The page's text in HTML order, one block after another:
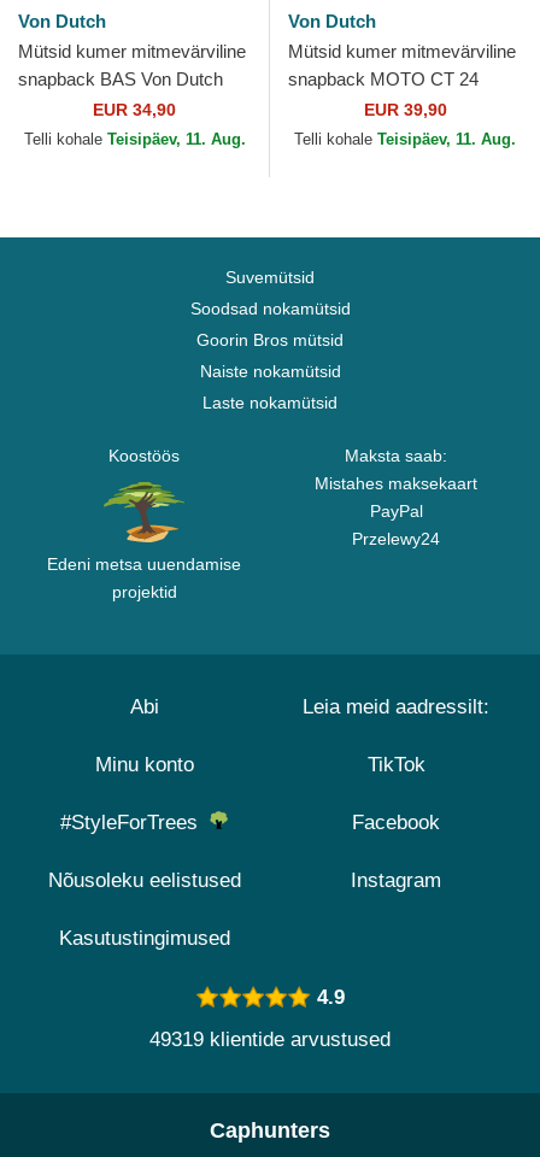
Von Dutch
Mütsid kumer mitmevärviline
snapback BAS Von Dutch
EUR 34,90
Telli kohale Teisipäev, 11. Aug.
Von Dutch
Mütsid kumer mitmevärviline
snapback MOTO CT 24
MotoGP MotoGP Von Dutch
EUR 39,90
Telli kohale Teisipäev, 11. Aug.
Suvemütsid
Soodsad nokamütsid
Goorin Bros mütsid
Naiste nokamütsid
Laste nokamütsid
Koostöös
Edeni metsa uuendamise
projektid
Maksta saab:
Mistahes maksekaart
PayPal
Przelewy24
Abi
Minu konto
#StyleForTrees
Nõusoleku eelistused
Kasutustingimused
Leia meid aadressilt:
TikTok
Facebook
Instagram
4.9
49319 klientide arvustused
Caphunters